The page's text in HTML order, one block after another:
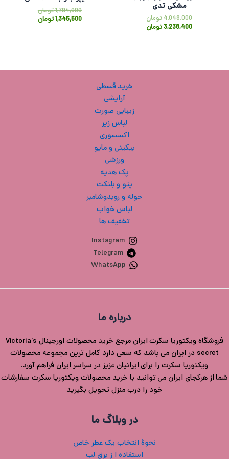
مشکی تدی
4,048,000تومان
3,238,400تومان
1,794,000تومان
1,345,500تومان
خرید قسطی
آرایشی
زیبایی صورت
لباس زیر
اکسسوری
بیکینی و مایو
ورزشی
پک هدیه
پتو و بلنکت
حوله و روبدوشامبر
لباس خواب
تخفیف ها
Instagram
Telegram
WhatsApp
درباره ما
فروشگاه ویکتوریا سکرت ایران مرجع خرید محصولات اورجینال Victoria's
secret در ایران می باشد که سعی دارد کامل ترین مجموعه محصولات
ویکتوریا سکرت را برای ایرانیان عزیز در سراسر ایران فراهم آورد.
شما از هرکجای ایران می توانید با خرید محصولات ویکتوریا سکرت سفارشات
خود را درب منزل تحویل بگیرید
در وبلاگ ما
نحوۀ انتخاب یک عطر خاص
استفاده ا ز برق لب